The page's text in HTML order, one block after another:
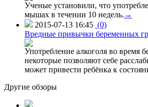
Ученые установили, что
мышах в течении 10 недель. →
2015-07-13 16:45 (0)
Вредные привычки беременных
Употребление алкоголя во время
некоторые позволяют себе
может привести ребёнка к
Другие обзоры